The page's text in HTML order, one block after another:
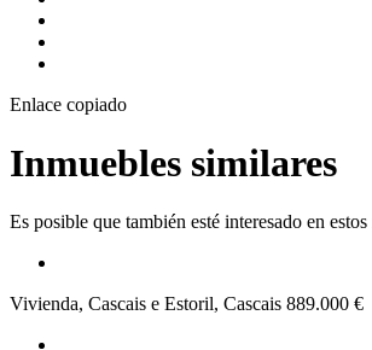
Enlace copiado
Inmuebles similares
Es posible que también esté interesado en
Vivienda, Cascais e Estoril, Cascais 889.000 €